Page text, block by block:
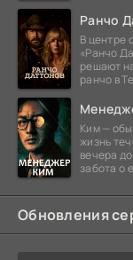
Ранчо
В центре
«Ранчо
решают
ранчо в
Ким —
жизнь
вечера
забота о
Обновления